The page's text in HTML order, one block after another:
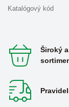
Katalógový kód
Široký